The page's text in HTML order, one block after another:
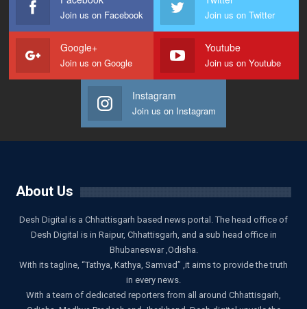
Join us on Facebook Join us on Twitter
Google+
Join us on Google
Youtube
Join us on Youtube
Instagram
Join us on Instagram
About Us
Desh Digital is a Chhattisgarh based news portal. The head office of
Desh Digital is in Raipur, Chhattisgarh, and a sub head office in
Bhubaneswar ,Odisha.
With its tagline, “Tathya, Kathya, Samvad” ,it aims to provide the truth
in every news.
With a team of dedicated reporters from all around Chhattisgarh,